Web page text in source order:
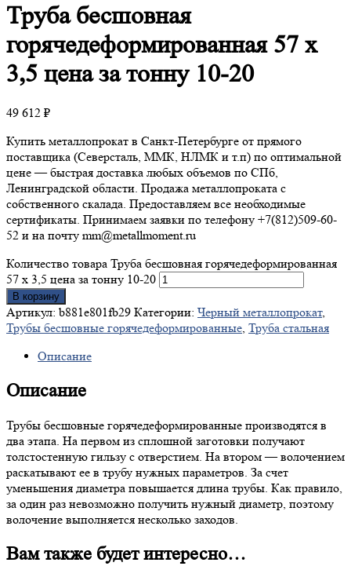
Трубабесшовная
горячедеформированная 57 х
3,5 цена за тонну 10-20
49 612 ₽
Купить металлопрокат в Санкт-Петербурге от прямого
поставщика (Северсталь, ММК, НЛМК и т.п) по оптимальной
цене — быстрая доставка любых объемов по СПб,
Ленинградской области. Продажа металлопроката с
собственного скалада. Предоставляем все необходимые
сертификаты. Принимаем заявки по телефону +7(812)509-60-
52 и на почту mm@metallmoment.ru
Количество товара Труба бесшовная горячедеформированная
57 х 3,5 цена за тонну 10-20
В корзину
Артикул: b881e801fb29 Категории: Черный металлопрокат,
Трубы бесшовные горячедеформированные, Труба стальная
Описание
Описание
Трубы бесшовные горячедеформированные производятся в
два этапа. На первом из сплошной заготовки получают
толстостенную гильзу с отверстием. На втором — волочением
раскатывают ее в трубу нужных параметров. За счет
уменьшения диаметра повышается длина трубы. Как правило,
за один раз невозможно получить нужный диаметр, поэтому
волочение выполняется несколько заходов.
Вам также будет интересно…